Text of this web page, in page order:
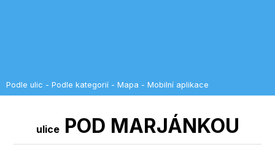
Podle ulic - Podle kategorií - Mapa - Mobilní aplikace
ulicePOD MARJÁNKOU